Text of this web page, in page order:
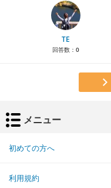
TE
回答数： 0
メニュー
初めての方へ
利用規約